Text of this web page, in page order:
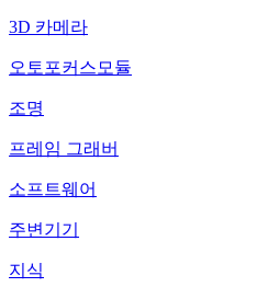
3D 카메라
오토포커스모듈
조명
프레임 그래버
소프트웨어
주변기기
지식